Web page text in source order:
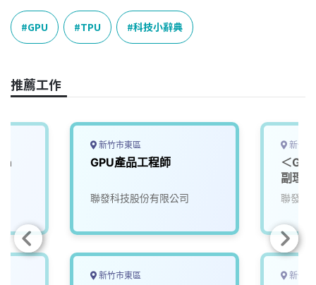
c
e
b
o
k
e
r
a
n
k
e
n
p
y
L
k
GPU TPU 科技小辭典
推薦工作
新竹市東區
GPU產品工程師
聯發科技股份有限公司
新竹市東區
新竹
＜
副理/
聯發科
新竹